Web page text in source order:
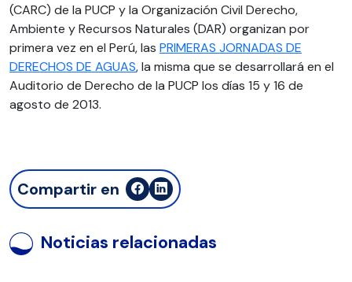
(CARC) de la PUCP y la Organización Civil Derecho,
Ambiente y Recursos Naturales (DAR) organizan por
primera vez en el Perú, las PRIMERAS JORNADAS DE
DERECHOS DE AGUAS, la misma que se desarrollará en el
Auditorio de Derecho de la PUCP los días 15 y 16 de
agosto de 2013.
Compartir en
Noticias relacionadas